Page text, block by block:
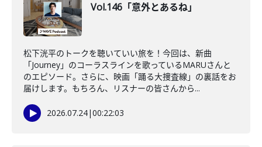
Vol.146「意外とあるね」
松下洸平のトークを聴いていい旅を！今回は、新曲
「Journey」のコーラスラインを歌っているMARUさんと
のエピソード。さらに、映画「踊る大捜査線」の裏話をお
届けします。もちろん、リスナーの皆さんから...
2026.07.24|00:22:03